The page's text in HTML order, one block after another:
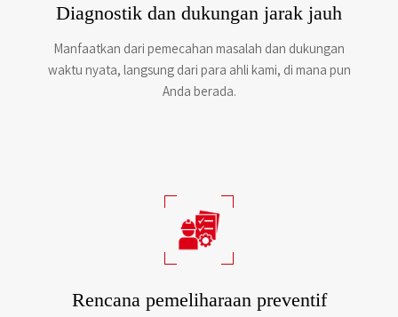
Diagnostik dan dukungan jarak jauh
Manfaatkan dari pemecahan masalah dan dukungan
waktu nyata, langsung dari para ahli kami, di mana pun
Anda berada.
Rencana pemeliharaan preventif